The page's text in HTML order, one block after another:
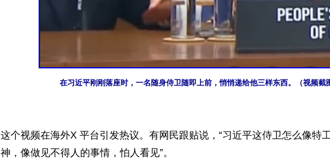
在习近平刚刚落座时，一名随身侍卫随即上前，悄悄递给他三样东西。（视频截
这个视频在海外X 平台引发热议。有网民跟贴说，“习近平这侍卫怎么像特
神，像做见不得人的事情，怕人看见”。